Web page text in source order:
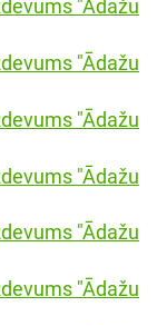
"Ādažu
"Ādažu
"Ādažu
"Ādažu
"Ādažu
"Ādažu